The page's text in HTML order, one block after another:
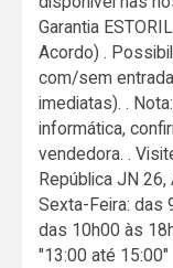
Garantia
Acordo) .
com/sem
imediatas). .
informática,
vendedora. .
República JN 26,
Sexta-Feira: das
das 10h00 às
"13:00 até 15:00"